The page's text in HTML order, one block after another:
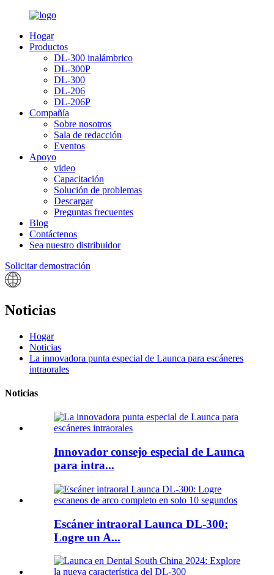
Hogar
Productos
DL-300 inalámbrico
DL-300P
DL-300
DL-206
DL-206P
Compañía
Sobre nosotros
Sala de redacción
Eventos
Apoyo
video
Capacitación
Solución de problemas
Descargar
Preguntas frecuentes
Blog
Contáctenos
Sea nuestro distribuidor
Solicitar demostración
Noticias
Hogar
Noticias
La innovadora punta especial de Launca para escáneres
intraorales
Noticias
Innovador consejo especial de Launca
para intra...
Escáner intraoral Launca DL-300:
Logre un A...